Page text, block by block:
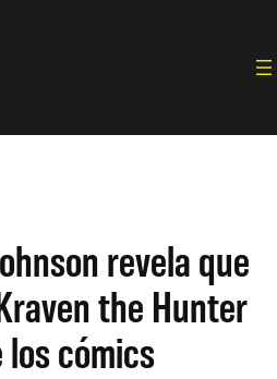
revela que
the Hunter
cómics